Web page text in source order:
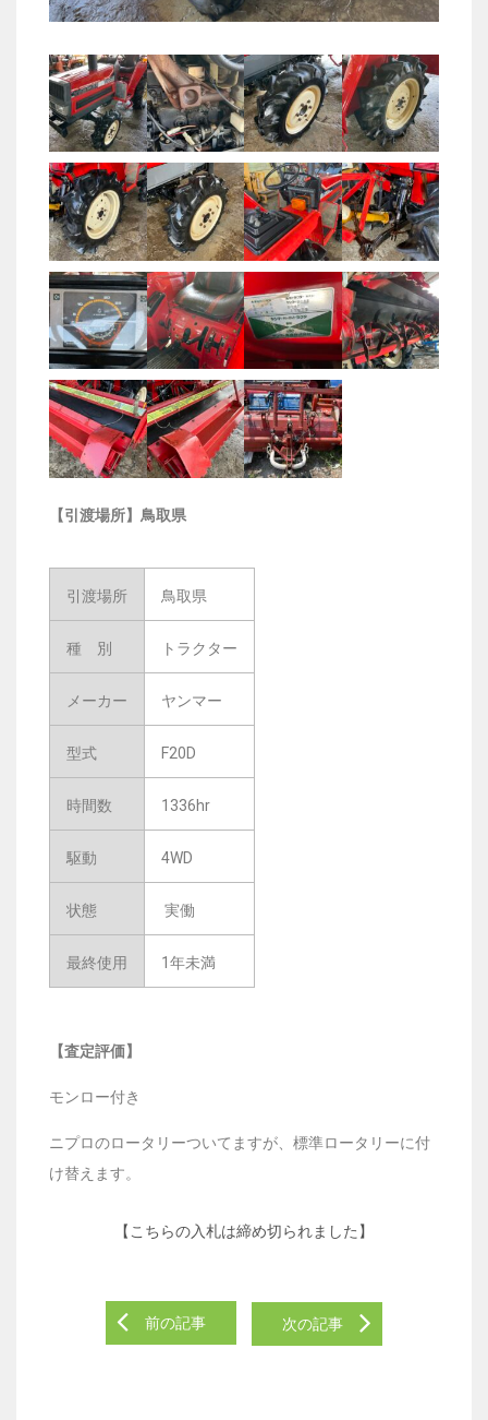
【引渡場所】鳥取県
引渡場所 鳥取県
種 別 トラクター
メーカー ヤンマー
型式 F20D
時間数 1336hr
駆動 4WD
状態 実働
最終使用 1年未満
【査定評価】
モンロー付き
ニプロのロータリーついてますが、標準ロータリーに付
け替えます。
【こちらの入札は締め切られました】
前の記事 次の記事